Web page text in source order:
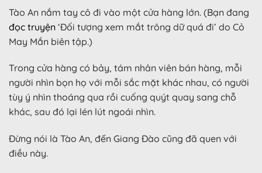
Tào An nắm tay cô đi vào một cửa hàng lớn. (Bạn đang
đọc truyện ‘Đối tượng xem mắt trông dữ quá đi’ do Cỏ
May Mắn biên tập.)
Trong cửa hàng có bảy, tám nhân viên bán hàng, mỗi
người nhìn bọn họ với mỗi sắc mặt khác nhau, có người
tùy ý nhìn thoáng qua rồi cuống quýt quay sang chỗ
khác, sau đó lại lén lút ngoái nhìn.
Đừng nói là Tào An, đến Giang Đào cũng đã quen với
điều này.